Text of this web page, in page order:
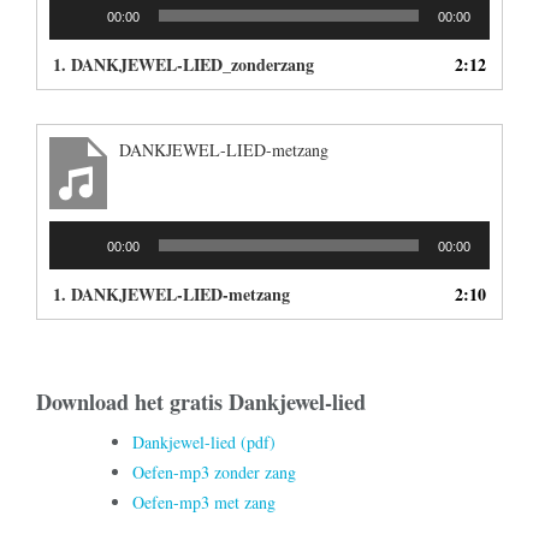
00:00 00:00
1. DANKJEWEL-LIED_zonderzang 2:12
DANKJEWEL-LIED-metzang
00:00 00:00
1. DANKJEWEL-LIED-metzang 2:10
Download het gratis Dankjewel-lied
Dankjewel-lied (pdf)
Oefen-mp3 zonder zang
Oefen-mp3 met zang